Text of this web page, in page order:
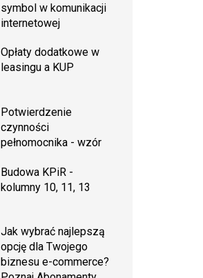
symbol w komunikacji
internetowej
Opłaty dodatkowe w
leasingu a KUP
Potwierdzenie
czynności
pełnomocnika - wzór
Budowa KPiR -
kolumny 10, 11, 13
Jak wybrać najlepszą
opcję dla Twojego
biznesu e-commerce?